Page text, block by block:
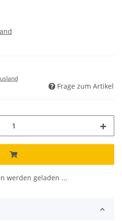
Frage zum Artikel
werden geladen ...